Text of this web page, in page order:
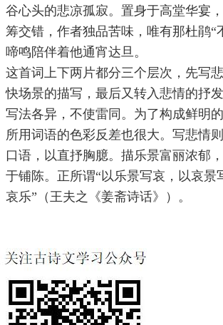
谷心头的悲凉孤寂。置身于高堂华宴
筹交错，作者独品苦味，唯有那杜鹃“
啼鸣陪伴着他通宵达旦。
这首词上下两片都分三个层次，先写
快场景的描写，最后又转入悲情的抒
写法各异，不使雷同。为了构成鲜明
所用词语的色彩反差也很大。写悲情
口语，以直抒胸臆。描乐景富丽浓郁
于铺陈。正所谓“以乐景写哀，以哀景
哀乐”（王夫之《姜斋诗话》）。